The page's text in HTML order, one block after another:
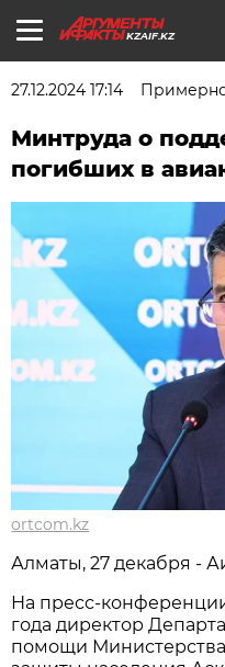
KZAIF.KZ
27.12.2024 17:14
Минтруда о
погибших в
ortcom.kz
Алматы, 27 декабря -
На пресс-
года директор
помощи